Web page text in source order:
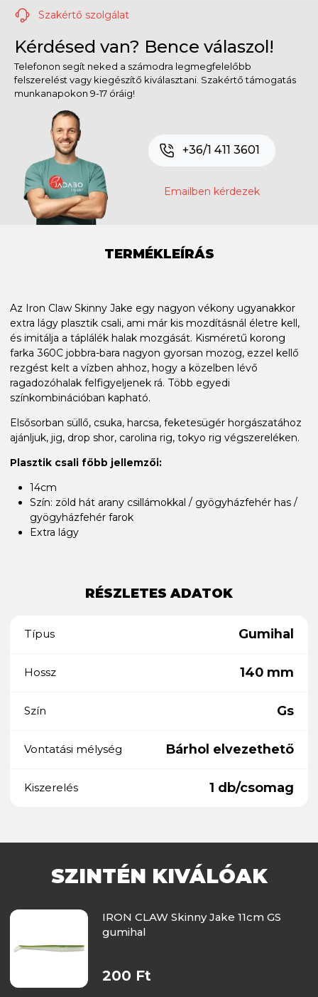
Szakértő szolgálat
Kérdésed van? Bence válaszol!
Telefonon segít neked a számodra legmegfelelőbb
felszerelést vagy kiegészítő kiválasztani. Szakértő támogatás
munkanapokon 9-17 óráig!
+36/1 411 3601
Emailben kérdezek
TERMÉKLEÍRÁS
Az Iron Claw Skinny Jake egy nagyon vékony ugyanakkor
extra lágy plasztik csali, ami már kis mozdításnál életre kell,
és imitálja a táplálék halak mozgását. Kisméretű korong
farka 360C jobbra-bara nagyon gyorsan mozog, ezzel kellő
rezgést kelt a vízben ahhoz, hogy a közelben lévő
ragadozóhalak felfigyeljenek rá. Több egyedi
színkombinációban kapható.
Elsősorban süllő, csuka, harcsa, feketesügér horgászatához
ajánljuk, jig, drop shor, carolina rig, tokyo rig végszereléken.
Plasztik csali főbb jellemzői:
14cm
Szín: zöld hát arany csillámokkal / gyögyházfehér has /
gyögyházfehér farok
Extra lágy
RÉSZLETES ADATOK
Típus Gumihal
Hossz 140 mm
Szín Gs
Vontatási mélység Bárhol elvezethető
Kiszerelés 1 db/csomag
SZINTÉN KIVÁLÓAK
IRON CLAW Skinny Jake 11cm GS
gumihal
200 Ft